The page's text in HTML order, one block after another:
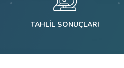
TAHLIL SONUÇLARI